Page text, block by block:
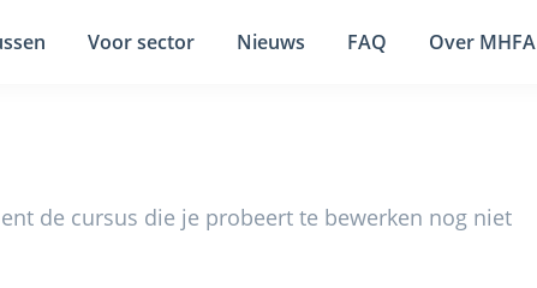
Voor sector Nieuws FAQ Over MHFA
de cursus die je probeert te bewerken nog niet